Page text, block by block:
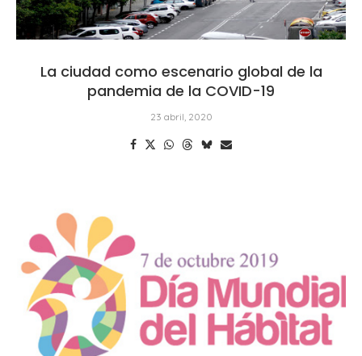
La ciudad como escenario global de la
pandemia de la COVID-19
23 abril, 2020